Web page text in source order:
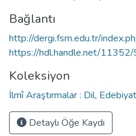
Bağlantı
http://dergi.fsm.edu.tr/
https://hdl.handle.net/
Koleksiyon
İlmî Araştırmalar : Dil,
Detaylı Öğe Kaydı